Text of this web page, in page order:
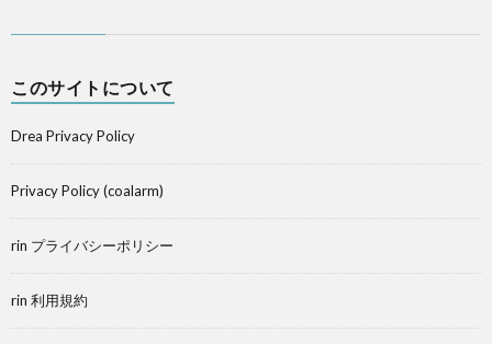
このサイトについて
Drea Privacy Policy
Privacy Policy (coalarm)
rin プライバシーポリシー
rin 利用規約